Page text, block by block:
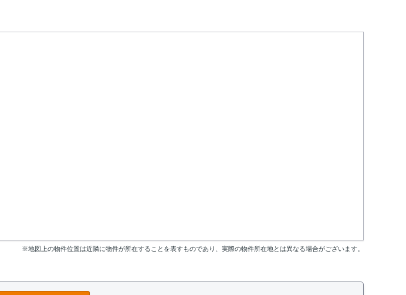
※地図上の物件位置は近隣に物件が所在することを表すものであり、実際の物件所在地とは異なる場合がございます。